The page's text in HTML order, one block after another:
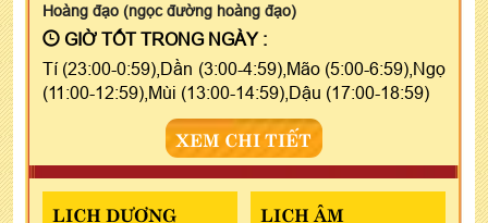
Hoàng đạo (ngọc đường hoàng đạo)
GIỜ TỐT TRONG NGÀY :
Tí (23:00-0:59),Dần (3:00-4:59),Mão (5:00-6:59),Ngọ
(11:00-12:59),Mùi (13:00-14:59),Dậu (17:00-18:59)
XEM CHI TIẾT
LỊCH DƯƠNG LỊCH ÂM